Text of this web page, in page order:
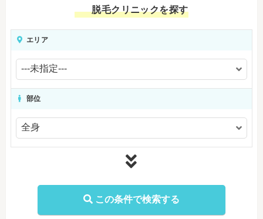
脱毛クリニックを探す
エリア
部位